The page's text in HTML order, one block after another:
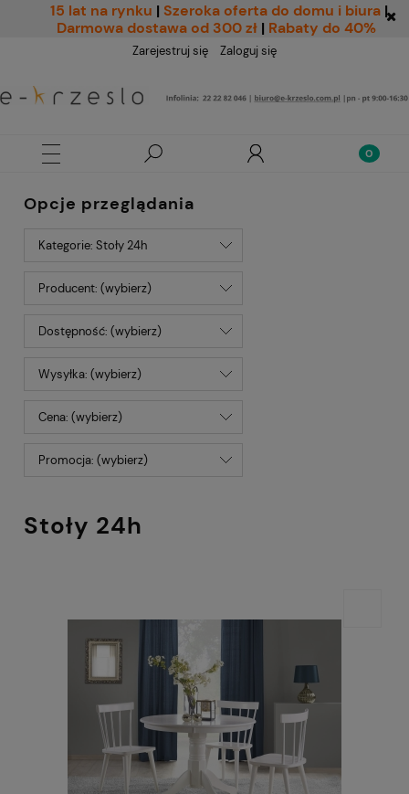
15 lat na rynku | Szeroka oferta do domu i biura |
Darmowa dostawa od 300 zł | Rabaty do 40%
Zarejestruj się Zaloguj się
Opcje przeglądania
Kategorie: Stoły 24h
Producent: (wybierz)
Dostępność: (wybierz)
Wysyłka: (wybierz)
Cena: (wybierz)
Promocja: (wybierz)
Stoły 24h